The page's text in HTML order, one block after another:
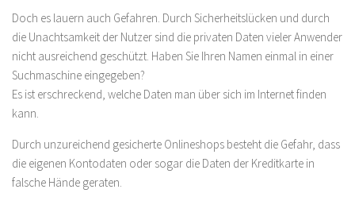
Doch es lauern auch Gefahren. Durch Sicherheitslücken und durch
die Unachtsamkeit der Nutzer sind die privaten Daten vieler Anwender
nicht ausreichend geschützt. Haben Sie Ihren Namen einmal in einer
Suchmaschine eingegeben?
Es ist erschreckend, welche Daten man über sich im Internet finden
kann.
Durch unzureichend gesicherte Onlineshops besteht die Gefahr, dass
die eigenen Kontodaten oder sogar die Daten der Kreditkarte in
falsche Hände geraten.